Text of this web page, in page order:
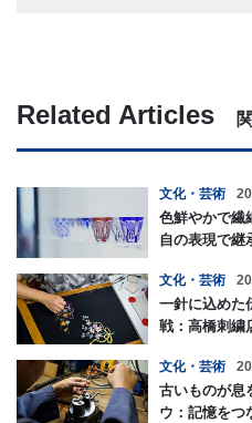
Related Articles
文化・芸術
色鮮やかで繊
自の表現で継
の毎日を豊か
文化・芸術
一針に込めた
戦：高橋刺繍
文化・芸術
古いものが息
ウ：記憶をつ